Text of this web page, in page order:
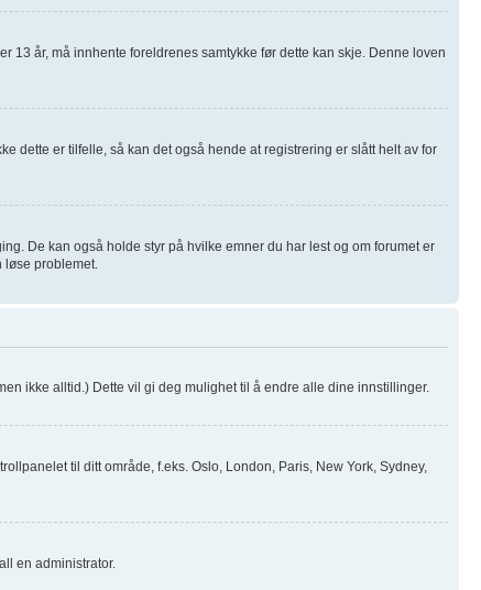
13 år, må innhente foreldrenes samtykke før dette kan skje. Denne loven
dette er tilfelle, så kan det også hende at registrering er slått helt av for
De kan også holde styr på hvilke emner du har lest og om forumet er
problemet.
ikke alltid.) Dette vil gi deg mulighet til å endre alle dine innstillinger.
til ditt område, f.eks. Oslo, London, Paris, New York, Sydney,
en administrator.